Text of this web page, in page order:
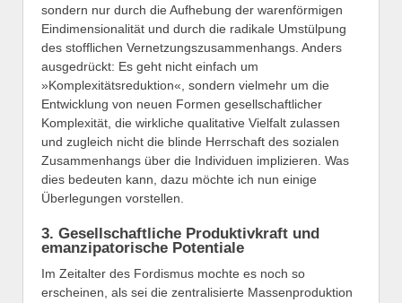
sondern nur durch die Aufhebung der warenförmigen
Eindimensionalität und durch die radikale Umstülpung
des stofflichen Vernetzungszusammenhangs. Anders
ausgedrückt: Es geht nicht einfach um
»Komplexitätsreduktion«, sondern vielmehr um die
Entwicklung von neuen Formen gesellschaftlicher
Komplexität, die wirkliche qualitative Vielfalt zulassen
und zugleich nicht die blinde Herrschaft des sozialen
Zusammenhangs über die Individuen implizieren. Was
dies bedeuten kann, dazu möchte ich nun einige
Überlegungen vorstellen.
3. Gesellschaftliche Produktivkraft und
emanzipatorische Potentiale
Im Zeitalter des Fordismus mochte es noch so
erscheinen, als sei die zentralisierte Massenproduktion